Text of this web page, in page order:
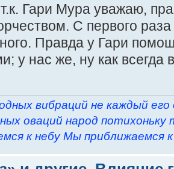
Гари Мура уважаю,
С первого
Правда у Гари
у нас же, ну как всегда
вибраций не каждый его
оваций народ потихоньку
к небу Мы приближаемся к